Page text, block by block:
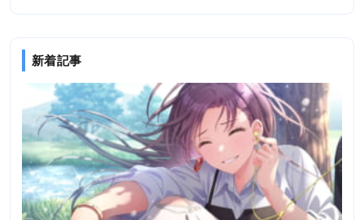
新着記事